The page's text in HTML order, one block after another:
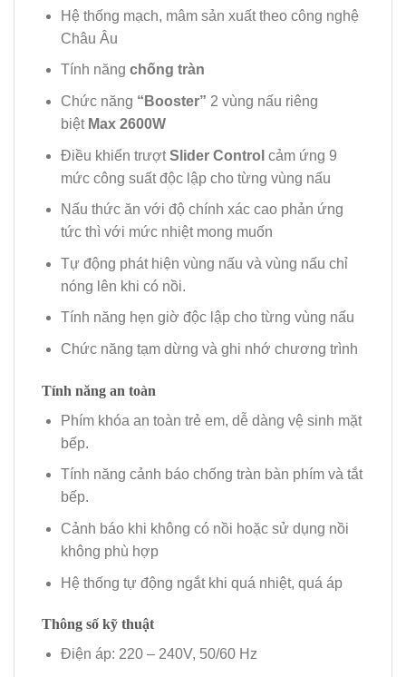
Hệ thống mạch, mâm sản xuất theo công nghệ
Châu Âu
Tính năng chống tràn
Chức năng “Booster” 2 vùng nấu riêng
biệt Max 2600W
Điều khiển trượtSlider Control cảm ứng 9
mức công suất độc lập cho từng vùng nấu
Nấu thức ăn với độ chính xác cao phản ứng
tức thì với mức nhiệt mong muốn
Tự động phát hiện vùng nấu và vùng nấu chỉ
nóng lên khi có nồi.
Tính năng hẹn giờ độc lập cho từng vùng nấu
Chức năng tạm dừng và ghi nhớ chương trình
Tính năng an toàn
Phím khóa an toàn trẻ em, dễ dàng vệ sinh mặt
bếp.
Tính năng cảnh báo chống tràn bàn phím và tắt
bếp.
Cảnh báo khi không có nồi hoặc sử dụng nồi
không phù hợp
Hệ thống tự động ngắt khi quá nhiệt, quá áp
Thông số kỹ thuật
Điện áp: 220 – 240V, 50/60 Hz